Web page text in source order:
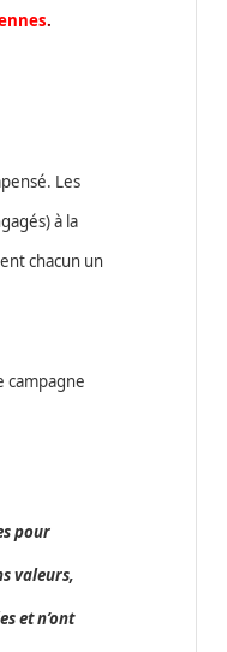
.
Les
à la
chacun un
campagne
pour
valeurs,
et n’ont